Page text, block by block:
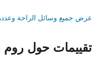
عرض جميع وسائل الراحة وعددها
تقييمات حول روم